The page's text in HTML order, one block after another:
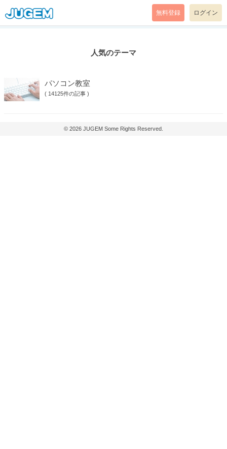
無料登録 ログイン
人気のテーマ
パソコン教室
( 14125件の記事 )
© 2026 JUGEM Some Rights Reserved.